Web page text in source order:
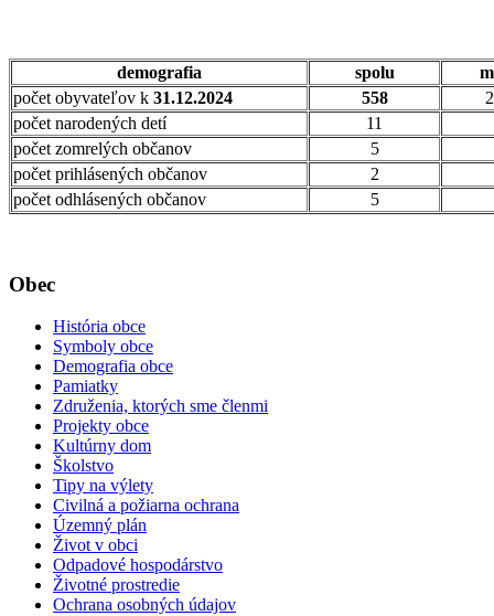
demografia spolu
počet obyvateľov k 31.12.2024 558
počet narodených detí
11
počet zomrelých občanov
5
počet prihlásených občanov
2
počet odhlásených občanov
5
Obec
História obce
Symboly obce
Demografia obce
Pamiatky
Združenia, ktorých sme členmi
Projekty obce
Kultúrny dom
Školstvo
Tipy na výlety
Civilná a požiarna ochrana
Územný plán
Život v obci
Odpadové hospodárstvo
Životné prostredie
Ochrana osobných údajov